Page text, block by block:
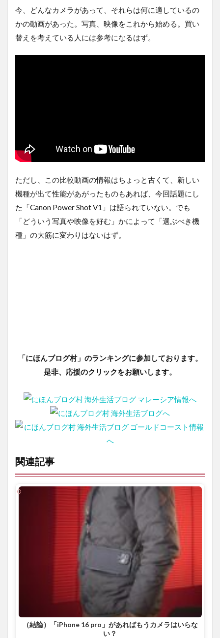
今、どんなカメラがあって、それらは何に適しているの
かの動画があった。写真、映像をこれから始める。買い
替えを考えている人には参考になるはず。
ただし、この比較動画の情報はちょっと古くて、新しい
機種が出て性能があがったものもあれば、今回話題にし
た「Canon Power Shot V1」は語られていない。でも
「どういう写真や映像を好む」かによって「選ぶべき機
種」の大筋に変わりはないはず。
「にほんブログ村」のランキングに参加しております。
是非、応援のクリックをお願いします。
関連記事
（結論）「iPhone 16 pro」があればもうカメラはいらな
い？